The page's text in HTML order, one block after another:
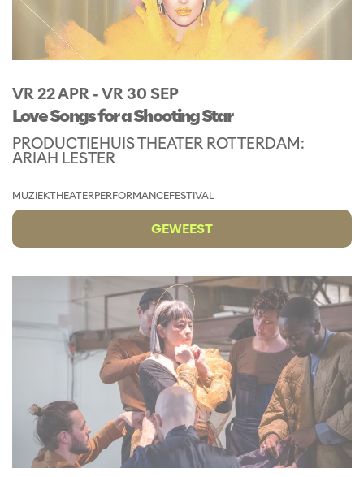
Love Songs for a Shooting Star
PRODUCTIEHUIS THEATER ROTTERDAM:
ARIAH LESTER
VR 22 APR -VR 30 SEP
MUZIEKTHEATERPERFORMANCEFESTIVAL
GEWEEST